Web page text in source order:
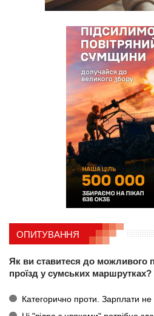
ОПИТУВАННЯ
Як ви ставитеся до можливого
проїзд у сумських маршрутках?
Категорично проти. Зарплати не